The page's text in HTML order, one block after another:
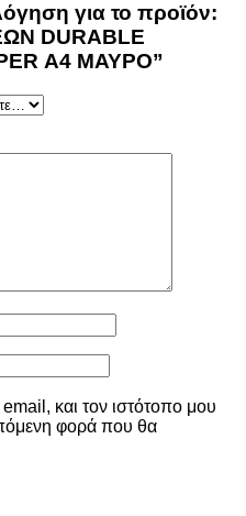
για το προϊόν:
DURABLE
Α4 ΜΑΥΡΟ”
και τον ιστότοπο μου
φορά που θα